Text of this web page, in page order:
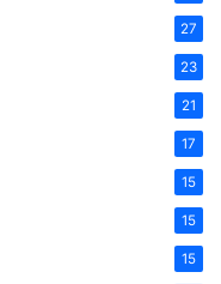
27
23
21
17
15
15
15